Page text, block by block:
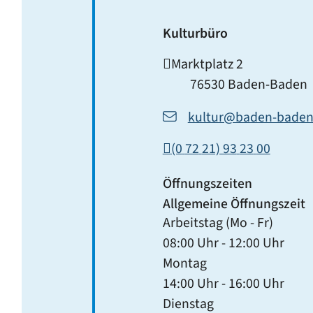
Kulturbüro
Marktplatz 2
76530 Baden-Baden
kultur@baden-
(0 7221) 9323 00
Öffnungszeiten
Allgemeine Öffnungszeit
Arbeitstag (Mo - Fr)
08:00 Uhr-12:00 Uhr
Montag
14:00 Uhr-16:00 Uhr
Dienstag